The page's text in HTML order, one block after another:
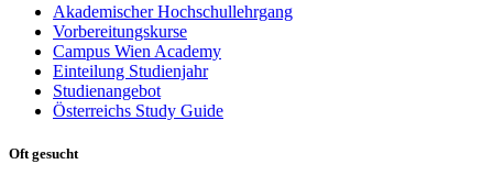
Akademischer Hochschullehrgang
Vorbereitungskurse
Campus Wien Academy
Einteilung Studienjahr
Studienangebot
Österreichs Study Guide
Oft gesucht